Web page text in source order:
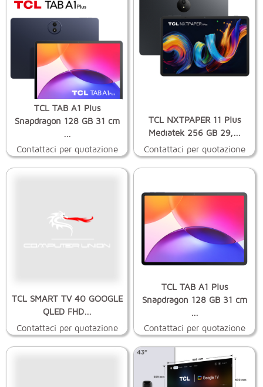
TCL TAB A1 Plus
Snapdragon 128 GB 31 cm
...
Contattaci per quotazione
TCL NXTPAPER 11 Plus
Mediatek 256 GB 29,...
Contattaci per quotazione
TCL SMART TV 40 GOOGLE
QLED FHD...
Contattaci per quotazione
TCL TAB A1 Plus
Snapdragon 128 GB 31 cm
...
Contattaci per quotazione